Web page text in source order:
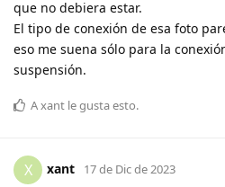
que no debiera estar.
El tipo de conexión de esa foto
eso me suena sólo para la
suspensión.
Axant le gusta esto.
X xant 17 de Dic de 2023